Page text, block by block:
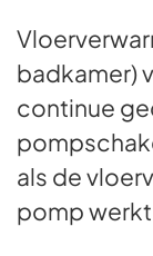
badkamer)
continue
als de
pomp